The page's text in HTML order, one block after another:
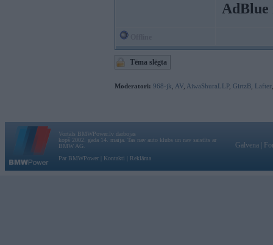
AdBlue
Tēma slēgta
Moderatori: 968-jk AV AiwaShuraLLP, GirtzB Lafter
Vortāls BMWPower.lv darbojas
kopš 2002. gada 14. maija. Tas nav auto klubs un nav saistīts ar
BMW AG.
Par BMWPower
Kontakti Reklāma
Galvena